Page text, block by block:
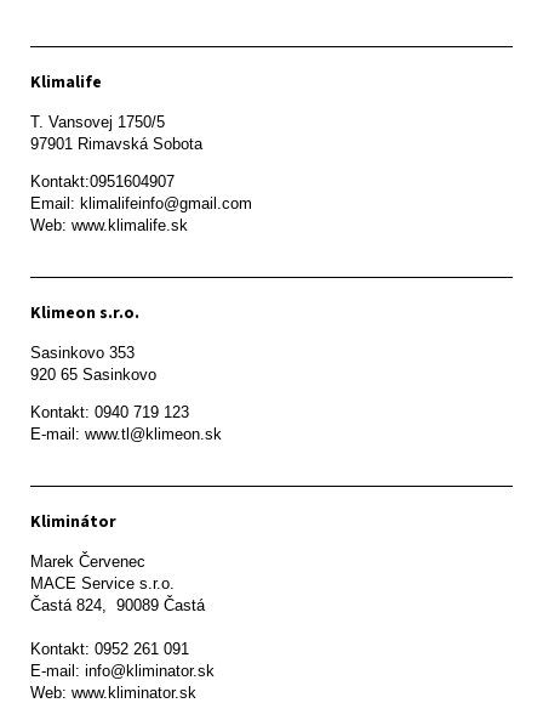
Klimalife
T. Vansovej 1750/5
97901 Rimavská Sobota
Kontakt:0951604907
Email: klimalifeinfo@gmail.com
Web: www.klimalife.sk
Klimeon s.r.o.
Sasinkovo 353
920 65 Sasinkovo
Kontakt: 0940 719 123
E-mail: www.tl@klimeon.sk
Kliminátor
Marek Červenec
MACE Service s.r.o.
Častá 824,  90089 Častá
Kontakt: 0952 261 091
E-mail: info@kliminator.sk
Web: www.kliminator.sk